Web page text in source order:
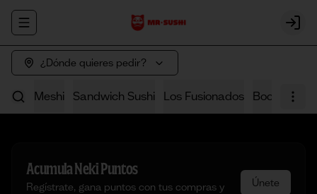
Abrir menu de navegación Login
¿Dónde quieres pedir?
neki Meshi Sandwich Sushi Los Fusionados Bocaditos
AcumulaNeki Puntos
Regístrate, gana puntos con tus compras y
Únete